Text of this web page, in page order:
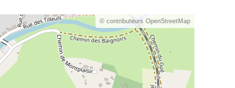
© contributeurs OpenStreetMap